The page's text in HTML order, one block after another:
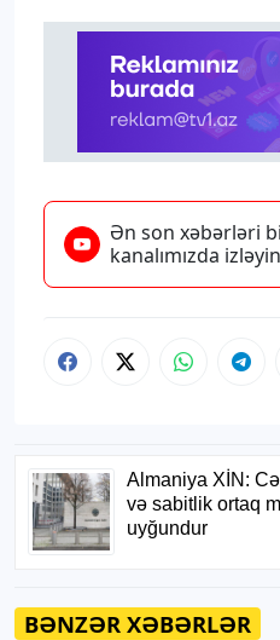
Ən son xəbərləri
kanalımızda izləyin
BƏNZƏR XƏBƏRLƏR